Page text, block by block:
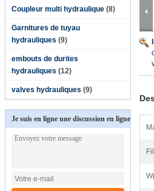
Coupleur multi hydraulique (8)
Garnitures de tuyau
hydrauliques (9)
embouts de durites
hydrauliques (12)
valves hydrauliques (9)
Je suis en ligne une discussion en ligne